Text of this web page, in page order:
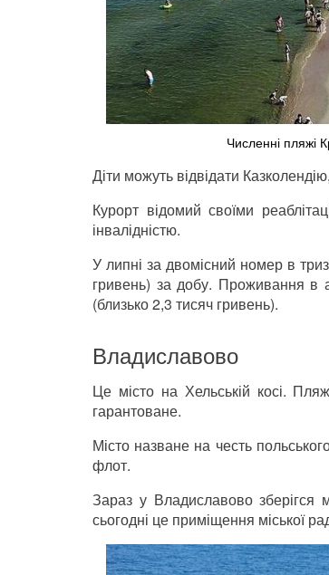
Численні пляжі
Діти можуть відвідати
Курорт відомий своїми
інвалідністю.
У липні за двомісний номер в
гривень) за добу. Проживання в
(близько 2,3 тисяч гривень).
Владиславово
Це місто на Хельській косі.
гарантоване.
Місто назване на честь
флот.
Зараз у Владиславово зберігся
сьогодні це приміщення міської